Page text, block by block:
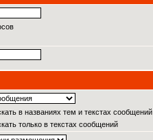
в названиях тем и текстах сообщений
только в текстах сообщений